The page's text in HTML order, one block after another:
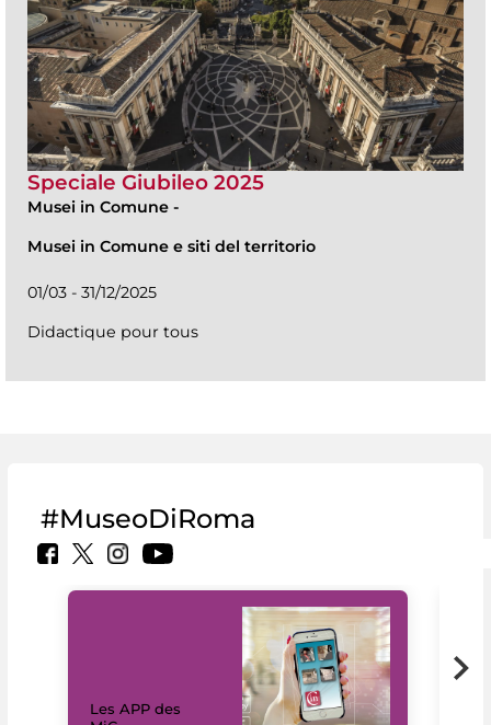
Speciale Giubileo 2025
Musei in Comune -
Musei in Comune e siti del territorio
01/03 - 31/12/2025
Didactique pour tous
#MuseoDiRoma
Les APP des